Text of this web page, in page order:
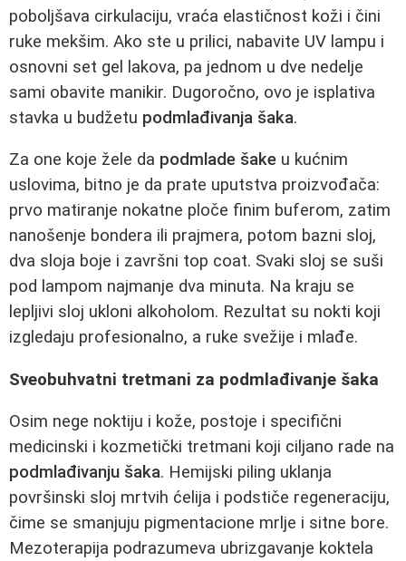
poboljšava cirkulaciju, vraća elastičnost koži i čini
ruke mekšim. Ako ste u prilici, nabavite UV lampu i
osnovni set gel lakova, pa jednom u dve nedelje
sami obavite manikir. Dugoročno, ovo je isplativa
stavka u budžetu podmlađivanja šaka.
Za one koje žele da podmlade šake u kućnim
uslovima, bitno je da prate uputstva proizvođača:
prvo matiranje nokatne ploče finim buferom, zatim
nanošenje bondera ili prajmera, potom bazni sloj,
dva sloja boje i završni top coat. Svaki sloj se suši
pod lampom najmanje dva minuta. Na kraju se
lepljivi sloj ukloni alkoholom. Rezultat su nokti koji
izgledaju profesionalno, a ruke svežije i mlađe.
Sveobuhvatni tretmani za podmlađivanje šaka
Osim nege noktiju i kože, postoje i specifični
medicinski i kozmetički tretmani koji ciljano rade na
podmlađivanju šaka. Hemijski piling uklanja
površinski sloj mrtvih ćelija i podstiče regeneraciju,
čime se smanjuju pigmentacione mrlje i sitne bore.
Mezoterapija podrazumeva ubrizgavanje koktela